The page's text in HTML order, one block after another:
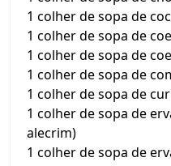
1 colher de sopa de
1 colher de sopa de
1 colher de sopa de
1 colher de sopa de
1 colher de sopa de
1 colher de sopa de
alecrim)
1 colher de sopa de